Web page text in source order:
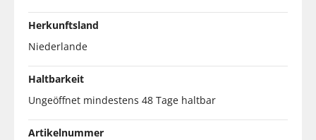
Herkunftsland
Niederlande
Haltbarkeit
Ungeöffnet mindestens 48 Tage haltbar
Artikelnummer